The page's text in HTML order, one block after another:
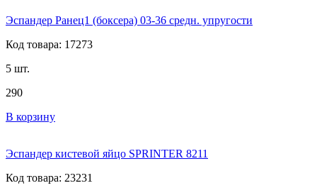
Эспандер Ранец1 (боксера) 03-36 средн. упругости
Код товара: 17273
5 шт.
290
В корзину
Эспандер кистевой яйцо SPRINTER 8211
Код товара: 23231